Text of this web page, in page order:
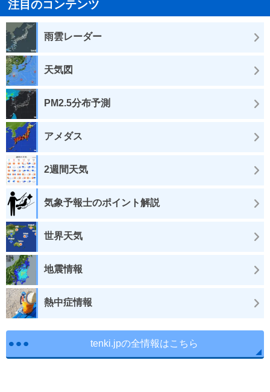
注目のコンテンツ
雨雲レーダー
天気図
PM2.5分布予測
アメダス
2週間天気
気象予報士のポイント解説
世界天気
地震情報
熱中症情報
tenki.jpの全情報はこちら